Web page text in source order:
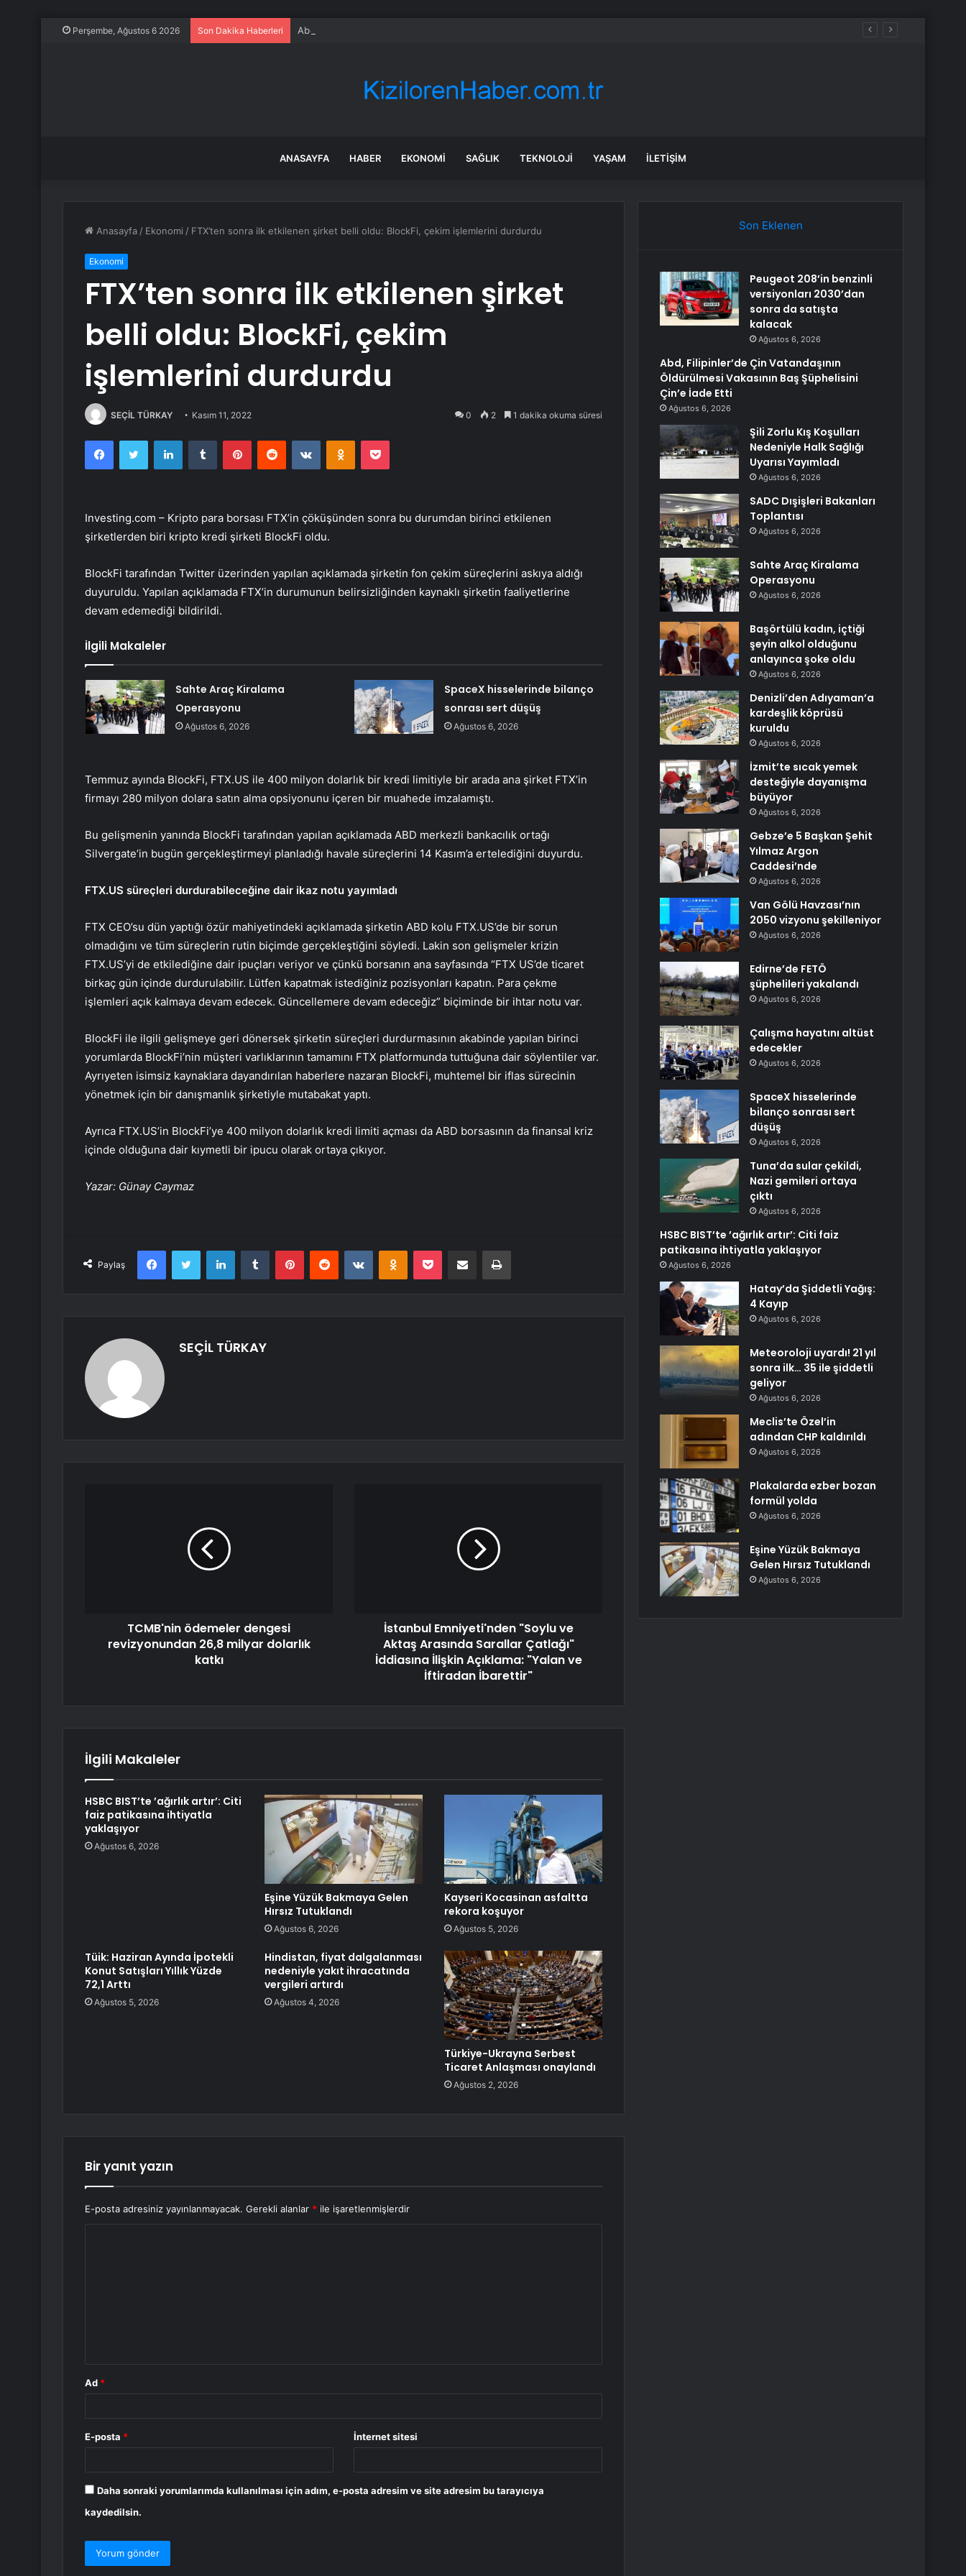
Perşembe, Ağustos 6 2026 Son Dakika Haberleri Abd, Filipinler’de Çin Vatandaşının Öldürülmesi Vakasının Baş Şüphelisini Çin’e İade Etti
ANASAYFA HABER EKONOMI SAĞLIK TEKNOLOJI YAŞAM İLETIŞIM
Anasayfa / Ekonomi / FTX’ten sonra ilk etkilenen şirket belli oldu: BlockFi, çekim işlemlerini durdurdu
Ekonomi
FTX’ten sonra ilk etkilenen şirket
belli oldu: BlockFi, çekim
işlemlerini durdurdu
SEÇİL TÜRKAY Kasım 11, 2022 0 2 1 dakika okuma süresi
FacebookTwitter LinkedInTumblr PinterestReddit VKontakteOdnoklassniki
Pocket
Investing.com – Kripto para borsası FTX’in çöküşünden sonra bu durumdan birinci etkilenen
şirketlerden biri kripto kredi şirketi BlockFi oldu.
BlockFi tarafından Twitter üzerinden yapılan açıklamada şirketin fon çekim süreçlerini askıya aldığı
duyuruldu. Yapılan açıklamada FTX’in durumunun belirsizliğinden kaynaklı şirketin faaliyetlerine
devam edemediği bildirildi.
İlgili Makaleler
Sahte Araç Kiralama
Operasyonu
Ağustos 6, 2026
SpaceX hisselerinde bilanço
sonrası sert düşüş
Ağustos 6, 2026
Temmuz ayında BlockFi, FTX.US ile 400 milyon dolarlık bir kredi limitiyle bir arada ana şirket FTX’in
firmayı 280 milyon dolara satın alma opsiyonunu içeren bir muahede imzalamıştı.
Bu gelişmenin yanında BlockFi tarafından yapılan açıklamada ABD merkezli bankacılık ortağı
Silvergate’in bugün gerçekleştirmeyi planladığı havale süreçlerini 14 Kasım’a ertelediğini duyurdu.
FTX.US süreçleri durdurabileceğine dair ikaz notu yayımladı
FTX CEO’su dün yaptığı özür mahiyetindeki açıklamada şirketin ABD kolu FTX.US’de bir sorun
olmadığını ve tüm süreçlerin rutin biçimde gerçekleştiğini söyledi. Lakin son gelişmeler krizin
FTX.US’yi de etkilediğine dair ipuçları veriyor ve çünkü borsanın ana sayfasında “FTX US’de ticaret
birkaç gün içinde durdurulabilir. Lütfen kapatmak istediğiniz pozisyonları kapatın. Para çekme
işlemleri açık kalmaya devam edecek. Güncellemere devam edeceğiz” biçiminde bir ihtar notu var.
BlockFi ile ilgili gelişmeye geri dönersek şirketin süreçleri durdurmasının akabinde yapılan birinci
yorumlarda BlockFi’nin müşteri varlıklarının tamamını FTX platformunda tuttuğuna dair söylentiler var.
Ayrıyeten isimsiz kaynaklara dayandırılan haberlere nazaran BlockFi, muhtemel bir iflas sürecinin
yönetmek için bir danışmanlık şirketiyle mutabakat yaptı.
Ayrıca FTX.US’in BlockFi’ye 400 milyon dolarlık kredi limiti açması da ABD borsasının da finansal kriz
içinde olduğuna dair kıymetli bir ipucu olarak ortaya çıkıyor.
Yazar: Günay Caymaz
Paylaş
FacebookTwitter LinkedInTumblr PinterestReddit VKontakteOdnoklassniki
Pocket E-Posta ile paylaş Yazdır
SEÇİL TÜRKAY
TCMB'nin ödemeler dengesi
revizyonundan 26,8 milyar dolarlık
katkı
İstanbul Emniyeti'nden "Soylu ve
Aktaş Arasında Sarallar Çatlağı"
İddiasına İlişkin Açıklama: "Yalan ve
İftiradan İbarettir"
İlgili Makaleler
HSBC BIST’te ’ağırlık artır’: Citi
faiz patikasına ihtiyatla
yaklaşıyor
Ağustos 6, 2026
Eşine Yüzük Bakmaya Gelen
Hırsız Tutuklandı
Ağustos 6, 2026
Kayseri Kocasinan asfaltta
rekora koşuyor
Ağustos 5, 2026
Tüik: Haziran Ayında İpotekli
Konut Satışları Yıllık Yüzde
72,1 Arttı
Ağustos 5, 2026
Hindistan, fiyat dalgalanması
nedeniyle yakıt ihracatında
vergileri artırdı
Ağustos 4, 2026
Türkiye-Ukrayna Serbest
Ticaret Anlaşması onaylandı
Ağustos 2, 2026
Bir yanıt yazın
E-posta adresiniz yayınlanmayacak. Gerekli alanlar * ile işaretlenmişlerdir
Ad *
E-posta * İnternet sitesi
Daha sonraki yorumlarımda kullanılması için adım, e-posta adresim ve site adresim bu tarayıcıya
kaydedilsin.
Son Eklenen
Peugeot 208’in benzinli
versiyonları 2030’dan
sonra da satışta
kalacak
Ağustos 6, 2026
Abd, Filipinler’de Çin Vatandaşının
Öldürülmesi Vakasının Baş Şüphelisini
Çin’e İade Etti
Ağustos 6, 2026
Şili Zorlu Kış Koşulları
Nedeniyle Halk Sağlığı
Uyarısı Yayımladı
Ağustos 6, 2026
SADC Dışişleri Bakanları
Toplantısı
Ağustos 6, 2026
Sahte Araç Kiralama
Operasyonu
Ağustos 6, 2026
Başörtülü kadın, içtiği
şeyin alkol olduğunu
anlayınca şoke oldu
Ağustos 6, 2026
Denizli’den Adıyaman’a
kardeşlik köprüsü
kuruldu
Ağustos 6, 2026
İzmit’te sıcak yemek
desteğiyle dayanışma
büyüyor
Ağustos 6, 2026
Gebze’e 5 Başkan Şehit
Yılmaz Argon
Caddesi’nde
Ağustos 6, 2026
Van Gölü Havzası’nın
2050 vizyonu şekilleniyor
Ağustos 6, 2026
Edirne’de FETÖ
şüphelileri yakalandı
Ağustos 6, 2026
Çalışma hayatını altüst
edecekler
Ağustos 6, 2026
SpaceX hisselerinde
bilanço sonrası sert
düşüş
Ağustos 6, 2026
Tuna’da sular çekildi,
Nazi gemileri ortaya
çıktı
Ağustos 6, 2026
HSBC BIST’te ’ağırlık artır’: Citi faiz
patikasına ihtiyatla yaklaşıyor
Ağustos 6, 2026
Hatay’da Şiddetli Yağış:
4 Kayıp
Ağustos 6, 2026
Meteoroloji uyardı! 21 yıl
sonra ilk… 35 ile şiddetli
geliyor
Ağustos 6, 2026
Meclis’te Özel’in
adından CHP kaldırıldı
Ağustos 6, 2026
Plakalarda ezber bozan
formül yolda
Ağustos 6, 2026
Eşine Yüzük Bakmaya
Gelen Hırsız Tutuklandı
Ağustos 6, 2026